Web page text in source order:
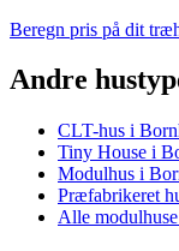
Beregn pris på dit
Andre
CLT-hus i
Tiny House i
Modulhus i
Præfabrikeret
Alle